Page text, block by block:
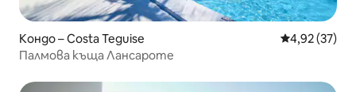
Кондо – Costa Teguise Средна
4,92 (37)
Палмова къща Лансароте